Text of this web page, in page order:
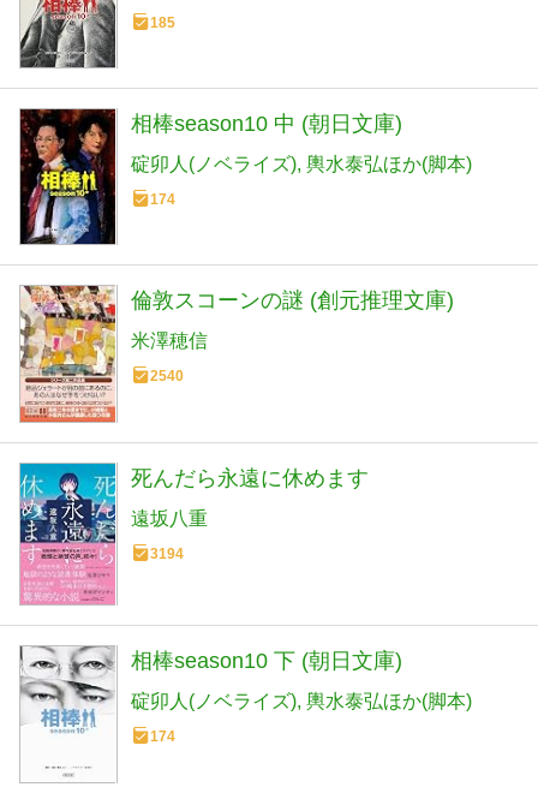
185
相棒season10 中 (朝日文庫)
碇卯人(ノベライズ) 輿水泰弘ほか(脚本)
174
倫敦スコーンの謎 (創元推理文庫)
米澤穂信
2540
死んだら永遠に休めます
遠坂八重
3194
相棒season10 下 (朝日文庫)
碇卯人(ノベライズ) 輿水泰弘ほか(脚本)
174